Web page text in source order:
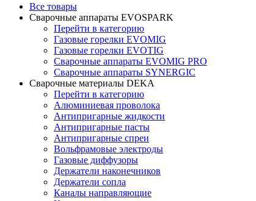
Все товары
Сварочные аппараты EVOSPARK
Перейти в категорию
Газовые горелки EVOMIG
Газовые горелки EVOTIG
Сварочные аппараты EVOMIG PRO
Сварочные аппараты SYNERGIC
Сварочные материалы DEKA
Перейти в категорию
Алюминиевая проволока
Антипригарные жидкости
Антипригарные пасты
Антипригарные спреи
Вольфрамовые электроды
Газовые диффузоры
Держатели наконечников
Держатели сопла
Каналы направляющие